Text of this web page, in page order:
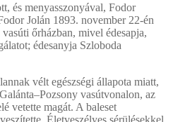
és menyasszonyával, Fodor
Jolán 1893. november 22-én
őrházban, mivel édesapja,
édesanyja Szloboda
vélt egészségi állapota miatt,
vasútvonalon, az
vetette magát. A baleset
Életveszélyes sérülésekkel